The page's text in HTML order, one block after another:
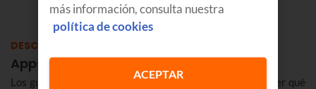
DESCUBRE
Apps que triunfan entre los jóvenes
Los gustos de los jóvenes son un buen indicador para saber qué
más información, consulta nuestra
política de cookies
ACEPTAR